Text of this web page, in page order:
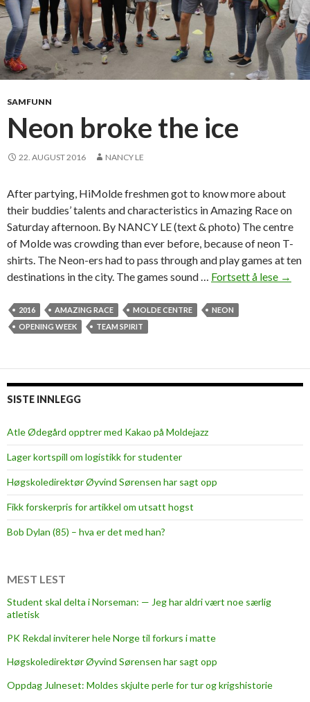
r
e
g
o
d
g
,
a
n
a
n
n
a
a
r
’
a
SAMFUNN
Neon broke the ice
22. AUGUST 2016 NANCY LE
After partying, HiMolde freshmen got to know more about
their buddies’ talents and characteristics in Amazing Race on
Saturday afternoon. By NANCY LE (text & photo) The centre
of Molde was crowding than ever before, because of neon T-
shirts. The Neon-ers had to pass through and play games at ten
destinations in the city. The games sound … Fortsett å lese N
h
c
→
2016 AMAZING RACE MOLDE CENTRE
NEON
OPENING WEEK
TEAM SPIRIT
SISTE INNLEGG
Atle Ødegård opptrer med Kakao på Moldejazz
Lager kortspill om logistikk for studenter
Høgskoledirektør Øyvind Sørensen har sagt opp
Fikk forskerpris for artikkel om utsatt hogst
Bob Dylan (85) – hva er det med han?
MEST LEST
Student skal delta i Norseman: — Jeg har aldri vært noe særlig
atletisk
PK Rekdal inviterer hele Norge til forkurs i matte
Høgskoledirektør Øyvind Sørensen har sagt opp
Oppdag Julneset: Moldes skjulte perle for tur og krigshistorie